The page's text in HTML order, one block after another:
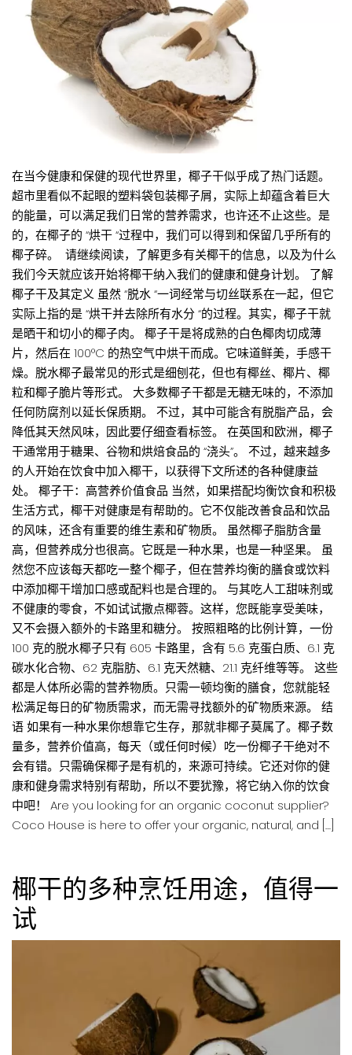
在当今健康和保健的现代世界里，椰子干似乎成了热门话题。
超市里看似不起眼的塑料袋包装椰子屑，实际上却蕴含着巨大
的能量，可以满足我们日常的营养需求，也许还不止这些。是
的，在椰子的 “烘干 “过程中，我们可以得到和保留几乎所有的
椰子碎。 请继续阅读，了解更多有关椰干的信息，以及为什么
我们今天就应该开始将椰干纳入我们的健康和健身计划。 了解
椰子干及其定义 虽然 “脱水 “一词经常与切丝联系在一起，但它
实际上指的是 “烘干并去除所有水分 “的过程。其实，椰子干就
是晒干和切小的椰子肉。 椰子干是将成熟的白色椰肉切成薄
片，然后在 100°C 的热空气中烘干而成。它味道鲜美，手感干
燥。脱水椰子最常见的形式是细刨花，但也有椰丝、椰片、椰
粒和椰子脆片等形式。 大多数椰子干都是无糖无味的，不添加
任何防腐剂以延长保质期。 不过，其中可能含有脱脂产品，会
降低其天然风味，因此要仔细查看标签。 在英国和欧洲，椰子
干通常用于糖果、谷物和烘焙食品的 “浇头”。 不过，越来越多
的人开始在饮食中加入椰干，以获得下文所述的各种健康益
处。 椰子干：高营养价值食品 当然，如果搭配均衡饮食和积极
生活方式，椰干对健康是有帮助的。它不仅能改善食品和饮品
的风味，还含有重要的维生素和矿物质。 虽然椰子脂肪含量
高，但营养成分也很高。它既是一种水果，也是一种坚果。 虽
然您不应该每天都吃一整个椰子，但在营养均衡的膳食或饮料
中添加椰干增加口感或配料也是合理的。 与其吃人工甜味剂或
不健康的零食，不如试试撒点椰蓉。这样，您既能享受美味，
又不会摄入额外的卡路里和糖分。 按照粗略的比例计算，一份
100 克的脱水椰子只有 605 卡路里，含有 5.6 克蛋白质、6.1 克
碳水化合物、62 克脂肪、6.1 克天然糖、21.1 克纤维等等。 这些
都是人体所必需的营养物质。只需一顿均衡的膳食，您就能轻
松满足每日的矿物质需求，而无需寻找额外的矿物质来源。 结
语 如果有一种水果你想靠它生存，那就非椰子莫属了。椰子数
量多，营养价值高，每天（或任何时候）吃一份椰子干绝对不
会有错。只需确保椰子是有机的，来源可持续。它还对你的健
康和健身需求特别有帮助，所以不要犹豫，将它纳入你的饮食
中吧！ Are you looking for an organic coconut supplier?
Coco House is here to offer your organic, natural, and […]
椰干的多种烹饪用途，值得一
试